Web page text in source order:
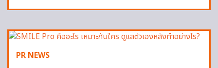
PR NEWS